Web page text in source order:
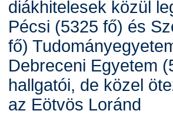
diákhitelesek közül
Pécsi (5325 fő) és
fő)
Debreceni Egyetem
hallgatói, de közel
az Eötvös Loránd